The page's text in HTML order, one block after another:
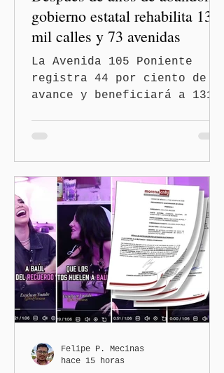
gobierno estatal rehabilita 13
mil calles y 73 avenidas
La Avenida 105 Poniente
registra 44 por ciento de
avance y beneficiará a 131
73 avenidas durante 2026,
el gobernador Alejandro
Armenta Mier supervisó la
rehabilitación de la
Avenida 105 Poniente, obra
que registra 44 por ciento
de avance y forma parte del
programa estatal para
recuperar vialidades
prioritarias, fortalecer la
condiciones de seguridad de
las familias poblanas, en e
Felipe P. Mecinas
hace 15 horas